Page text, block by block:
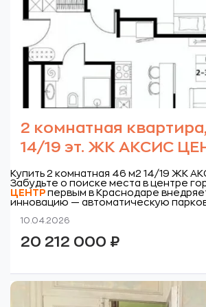
2 комнатная
14/19 эт. ЖК АКСИС
Купить 2 комнатная 46 м2 14/19 ЖК
Забудьте о поиске места в центре
ЦЕНТР первым в Краснодаре
инновацию — автоматическую
10.04.2026
20 212 000 ₽